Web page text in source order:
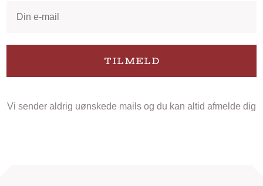
TILMELD
Vi sender aldrig uønskede mails og du kan altid afmelde dig